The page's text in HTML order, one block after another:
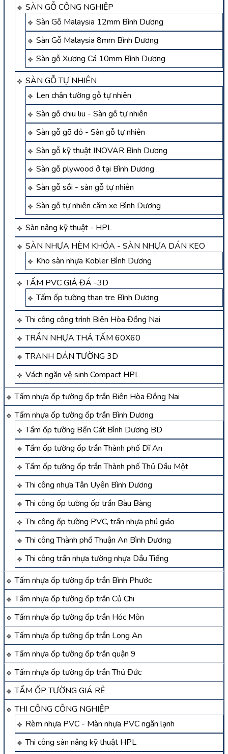
SÀN GỖ CÔNG NGHIỆP
Sàn Gỗ Malaysia 12mm Bình Dương
Sàn Gỗ Malaysia 8mm Bình Dương
Sàn gỗ Xương Cá 10mm Bình Dương
SÀN GỖ TỰ NHIÊN
Len chân tường gỗ tự nhiên
Sàn gỗ chiu liu - Sàn gỗ tự nhiên
Sàn gỗ gõ đỏ - Sàn gỗ tự nhiên
Sàn gỗ kỹ thuật INOVAR Bình Dương
Sàn gỗ plywood ở tại Bình Dương
Sàn gỗ sồi - sàn gỗ tự nhiên
Sàn gỗ tự nhiên căm xe Bình Dương
Sàn nâng kỹ thuật - HPL
SÀN NHỰA HÈM KHÓA - SÀN NHỰA DÁN KEO
Kho sàn nhựa Kobler Bình Dương
TẤM PVC GIẢ ĐÁ -3D
Tấm ốp tường than tre Bình Dương
Thi công công trình Biên Hòa Đồng Nai
TRẦN NHỰA THẢ TẤM 60X60
TRANH DÁN TƯỜNG 3D
Vách ngăn vệ sinh Compact HPL
Tấm nhựa ốp tường ốp trần Biên Hòa Đồng Nai
Tấm nhựa ốp tường ốp trần Bình Dương
Tấm ốp tường Bến Cát Bình Dương BD
Tấm ốp tường ốp trần Thành phố Dĩ An
Tấm ốp tường ốp trần Thành phố Thủ Dầu Một
Thi công nhựa Tân Uyên Bình Dương
Thi công ốp tường ốp trần Bàu Bàng
Thi công ốp tường PVC, trần nhựa phú giáo
Thi công Thành phố Thuận An Bình Dương
Thi công trần nhựa tường nhựa Dầu Tiếng
Tấm nhựa ốp tường ốp trần Bình Phước
Tấm nhựa ốp tường ốp trần Củ Chi
Tấm nhựa ốp tường ốp trần Hóc Môn
Tấm nhựa ốp tường ốp trần Long An
Tấm nhựa ốp tường ốp trần quận 9
Tấm nhựa ốp tường ốp trần Thủ Đức
TẤM ỐP TƯỜNG GIÁ RẺ
THI CÔNG CÔNG NGHIỆP
Rèm nhựa PVC - Màn nhựa PVC ngăn lạnh
Thi công sàn nâng kỹ thuật HPL